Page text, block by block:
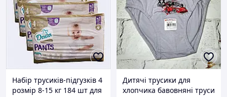
Набір трусиків-підгузків 4
розмір 8-15 кг 184 шт для
Дитячі трусики для
хлопчика бавовняні труси